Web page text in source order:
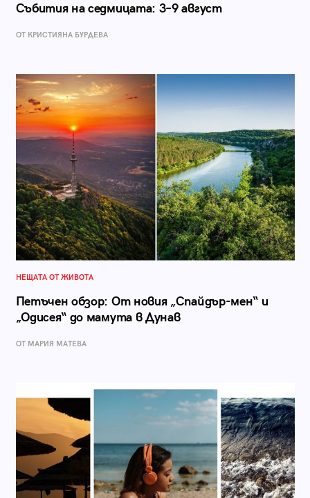
Събития на седмицата: 3–9 август
ОТ КРИСТИЯНА БУРДЕВА
НЕЩАТА ОТ ЖИВОТА
Петъчен обзор: От новия „Спайдър-мен“ и
„Одисея“ до мамута в Дунав
ОТ МАРИЯ МАТЕВА